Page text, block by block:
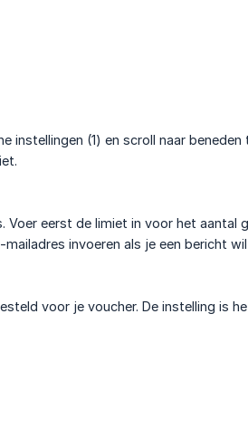
instellingen (1) en scroll naar
Voer eerst de limiet in voor het
invoeren als je een bericht
voor je voucher. De instelling is